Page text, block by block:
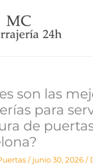
son las
para
de
/ junio 30, 2026 /